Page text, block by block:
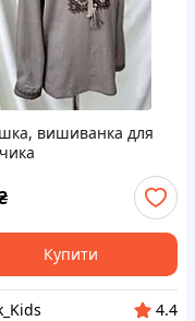
вишиванка для
Купити
4.4